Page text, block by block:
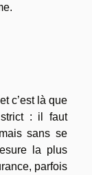
c’est là que
: il faut
sans se
la plus
parfois